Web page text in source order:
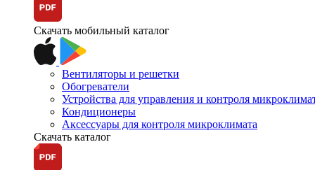
Скачать мобильный каталог
Вентиляторы и решетки
Обогреватели
Устройства для управления и контроля
Кондиционеры
Аксессуары для контроля микроклимата
Скачать каталог